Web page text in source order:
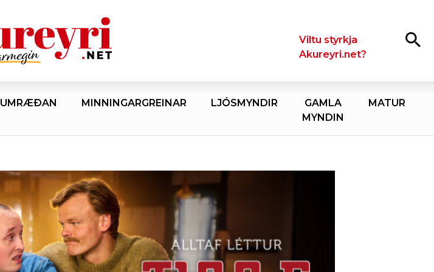
LeitaViltu styrkja
Akureyri.net?
UMRÆÐAN MINNINGARGREINAR LJÓSMYNDIR
GAMLA
MYNDIN
MATUR